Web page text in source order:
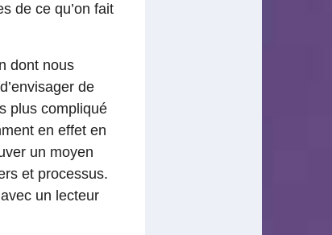
de ce qu’on fait
dont nous
de
plus compliqué
en effet en
un moyen
et processus.
un lecteur